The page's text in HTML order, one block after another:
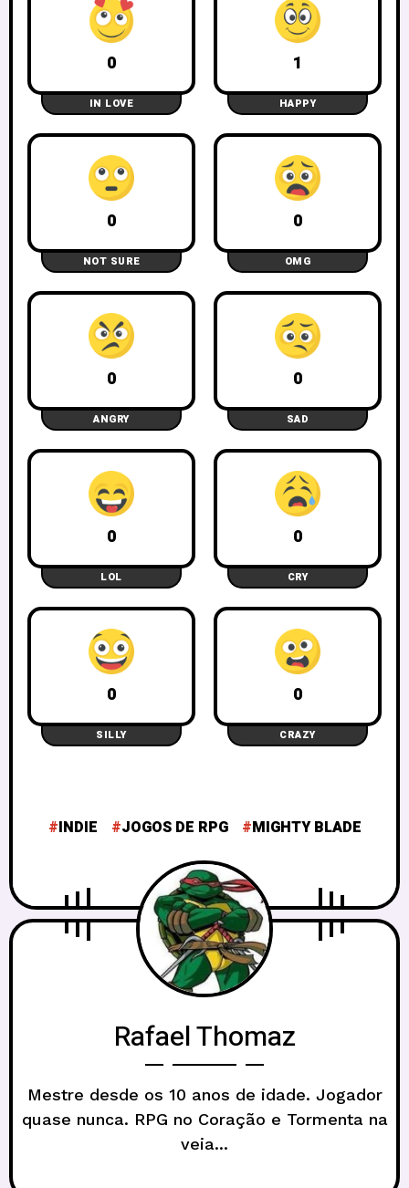
0
IN LOVE
1
HAPPY
0
NOT SURE
0
OMG
0
ANGRY
0
SAD
0
LOL
0
CRY
0
SILLY
0
CRAZY
INDIE JOGOS DE RPG MIGHTY BLADE
Rafael Thomaz
Mestre desde os 10 anos de idade. Jogador
quase nunca. RPG no Coração e Tormenta na
veia...